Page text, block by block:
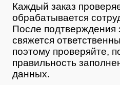
Каждый заказ
обрабатывается
После подтверждения
свяжется
поэтому проверяйте,
правильность
данных.